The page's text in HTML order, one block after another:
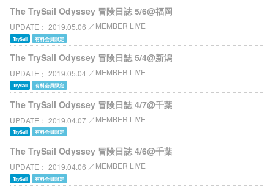
The TrySail Odyssey 冒険日誌 5/6@福岡
UPDATE 2019.05.06 MEMBER LIVE
TrySail 有料会員限定
The TrySail Odyssey 冒険日誌 5/4@新潟
UPDATE 2019.05.04 MEMBER LIVE
TrySail 有料会員限定
The TrySail Odyssey 冒険日誌 4/7@千葉
UPDATE 2019.04.07 MEMBER LIVE
TrySail 有料会員限定
The TrySail Odyssey 冒険日誌 4/6@千葉
UPDATE 2019.04.06 MEMBER LIVE
TrySail 有料会員限定